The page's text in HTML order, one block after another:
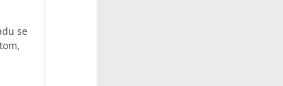
se